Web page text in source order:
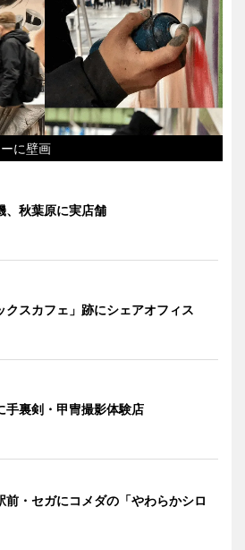
に壁画
、秋葉原に実店舗
クスカフェ」跡にシェアオフィス
手裏剣・甲冑撮影体験店
前・セガにコメダの「やわらかシロ